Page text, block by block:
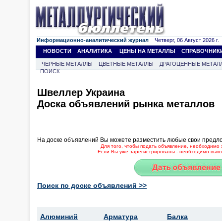
Информационно-аналитический журнал Четверг, 06 Август 2026 г.
НОВОСТИ
АНАЛИТИКА ЦЕНЫ НА МЕТАЛЛЫ
ЧЕРНЫЕ МЕТАЛЛЫ ЦВЕТНЫЕ МЕТАЛЛЫ
ДРАГОЦЕННЫЕ
ПОИСК
Швеллер Украина
Доска объявлений рынка металлов
На доске объявлений Вы можете разместить любые свои
Для того, чтобы подать объявление, необходимо
Если Вы уже зарегистрированы - необходимо
Поиск по доске объявлений >>
Алюминий
Арматура
Балка